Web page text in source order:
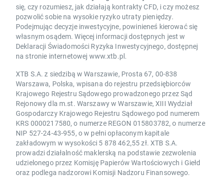
się, czy rozumiesz, jak działają kontrakty CFD, i czy możesz
pozwolić sobie na wysokie ryzyko utraty pieniędzy.
Podejmując decyzje inwestycyjne, powinieneś kierować się
własnym osądem. Więcej informacji dostępnych jest w
Deklaracji Świadomości Ryzyka Inwestycyjnego, dostępnej
na stronie internetowej www.xtb.pl.
XTB S.A. z siedzibą w Warszawie, Prosta 67, 00-838
Warszawa, Polska, wpisana do rejestru przedsiębiorców
Krajowego Rejestru Sądowego prowadzonego przez Sąd
Rejonowy dla m.st. Warszawy w Warszawie, XIII Wydział
Gospodarczy Krajowego Rejestru Sądowego pod numerem
KRS 0000217580, o numerze REGON 015803782, o numerze
NIP 527-24-43-955, o w pełni opłaconym kapitale
zakładowym w wysokości 5 878 462,55 zł. XTB S.A.
prowadzi działalność maklerską na podstawie zezwolenia
udzielonego przez Komisję Papierów Wartościowych i Giełd
oraz podlega nadzorowi Komisji Nadzoru Finansowego.